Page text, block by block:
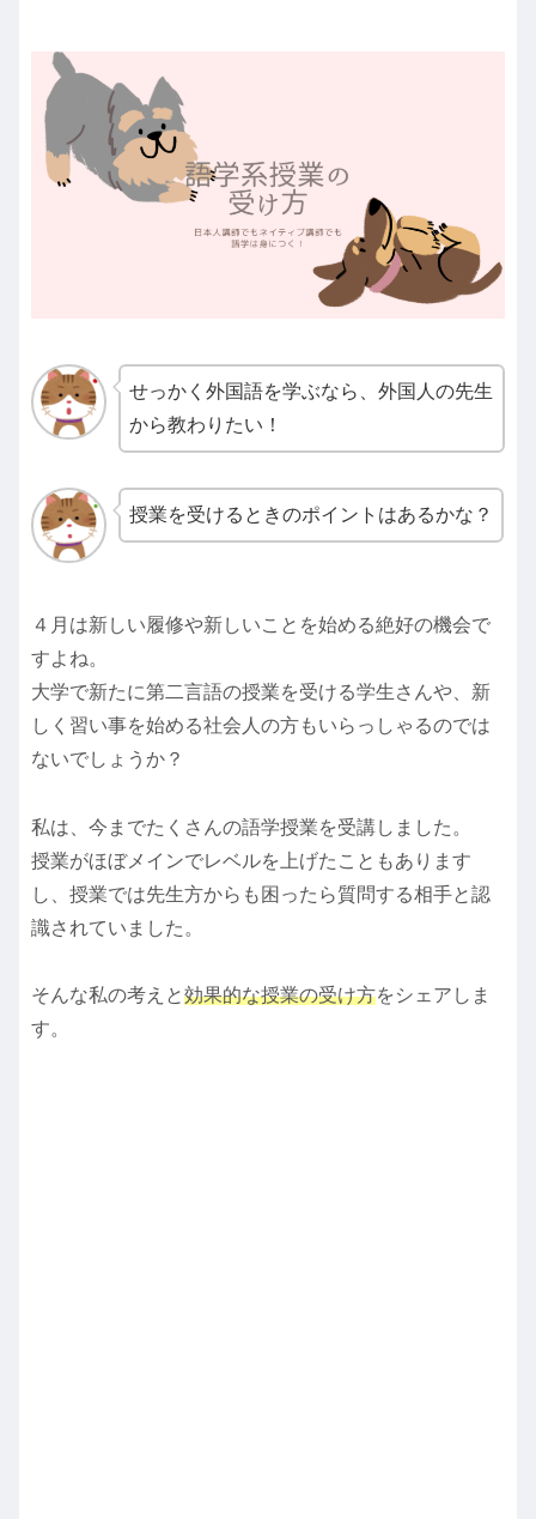
せっかく外国語を学ぶなら、外国人の先生
から教わりたい！
授業を受けるときのポイントはあるかな？
４月は新しい履修や新しいことを始める絶好の機会で
すよね。
大学で新たに第二言語の授業を受ける学生さんや、新
しく習い事を始める社会人の方もいらっしゃるのでは
ないでしょうか？
私は、今までたくさんの語学授業を受講しました。
授業がほぼメインでレベルを上げたこともあります
し、授業では先生方からも困ったら質問する相手と認
識されていました。
そんな私の考えと効果的な授業の受け方をシェアしま
す。